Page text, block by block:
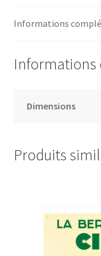
Informations
Informations
Dimensions
Produits